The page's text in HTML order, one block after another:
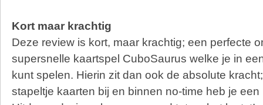
Kort maar krachtig
Deze review is kort, maar krachtig; een perfecte
supersnelle kaartspel CuboSaurus welke je in
kunt spelen. Hierin zit dan ook de absolute
stapeltje kaarten bij en binnen no-time heb je